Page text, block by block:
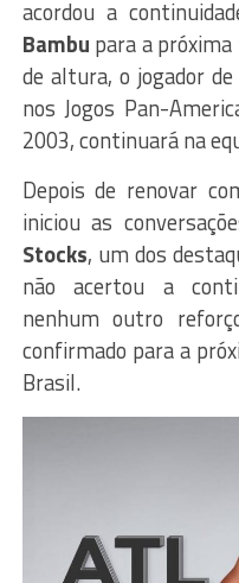
acordou a
Bambu para a
de altura, o jogador
nos Jogos Pan-
2003, continuará na
Depois de renovar
iniciou as
Stocks, um dos
não acertou a
nenhum outro
confirmado para a
Brasil.